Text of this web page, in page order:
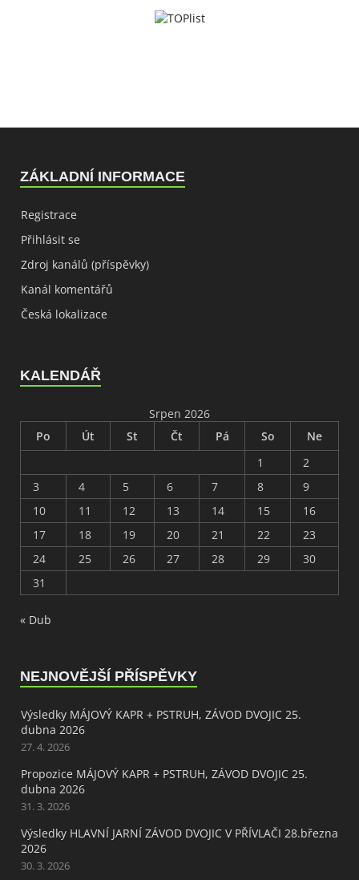
ZÁKLADNÍ INFORMACE
Registrace
Přihlásit se
Zdroj kanálů (příspěvky)
Kanál komentářů
Česká lokalizace
KALENDÁŘ
Srpen 2026
Po
Út St Čt Pá So
Ne
1
2
3
4 5 6 7 8
9
10
11 12 13 14 15
16
17
18 19 20 21 22
23
24
25 26 27 28 29
30
31
« Dub
NEJNOVĚJŠÍ PŘÍSPĚVKY
Výsledky MÁJOVÝ KAPR + PSTRUH, ZÁVOD DVOJIC 25.
dubna 2026
27. 4. 2026
Propozice MÁJOVÝ KAPR + PSTRUH, ZÁVOD DVOJIC 25.
dubna 2026
31. 3. 2026
Výsledky HLAVNÍ JARNÍ ZÁVOD DVOJIC V PŘÍVLAČI 28.března
2026
30. 3. 2026